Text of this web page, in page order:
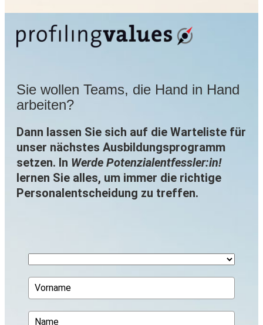
Sie wollen Teams, die Hand in Hand
arbeiten?
Dann lassen Sie sich auf die Warteliste für
unser nächstes Ausbildungsprogramm
setzen. In Werde Potenzialentfessler:in!
lernen Sie alles, um immer die richtige
Personalentscheidung zu treffen.